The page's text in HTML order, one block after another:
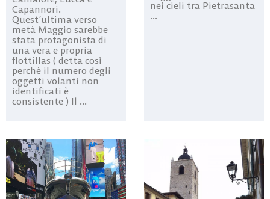
Capannori.
Quest’ultima verso
metà Maggio sarebbe
stata protagonista di
una vera e propria
flottillas ( detta così
perchè il numero degli
oggetti volanti non
identificati è
consistente ) Il ...
nei cieli tra Pietrasanta
...